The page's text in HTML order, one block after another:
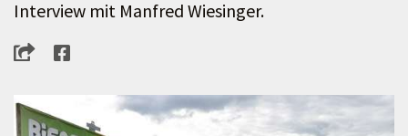
Interview mit Manfred Wiesinger.